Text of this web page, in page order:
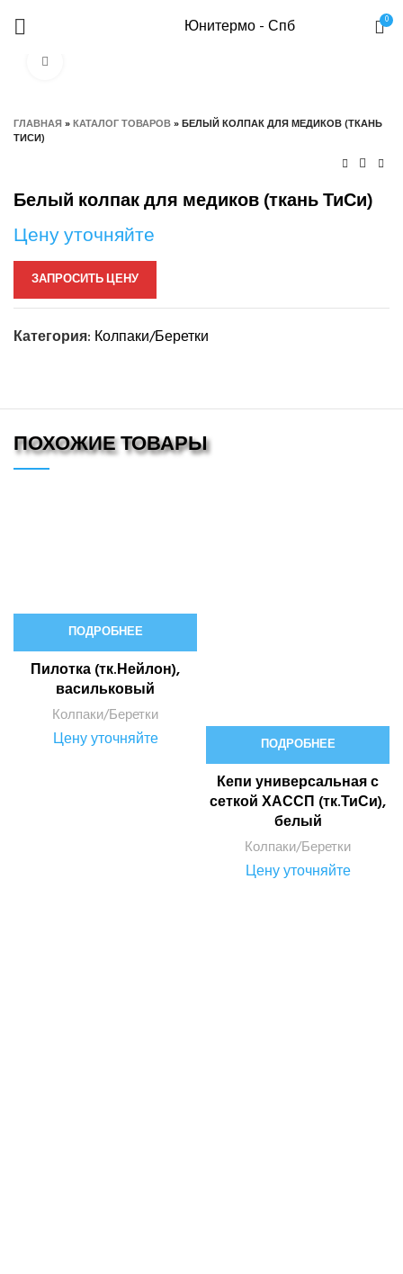
Юнитермо - Спб 0
ГЛАВНАЯ»КАТАЛОГ ТОВАРОВ»БЕЛЫЙ КОЛПАК ДЛЯ МЕДИКОВ (ТКАНЬ
ТИСИ)
Белый колпак для медиков (ткань ТиСи)
Цену уточняйте
ЗАПРОСИТЬ ЦЕНУ
Категория: Колпаки/Беретки
ПОХОЖИЕ ТОВАРЫ
ПОДРОБНЕЕ
Пилотка (тк.Нейлон),
васильковый
Колпаки/Беретки
Цену уточняйте ПОДРОБНЕЕ
Кепи универсальная с
сеткой ХАССП (тк.ТиСи),
белый
Колпаки/Беретки
Цену уточняйте